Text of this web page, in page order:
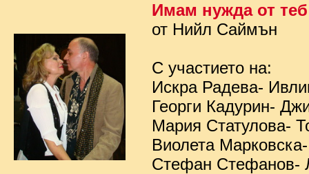
Имам нужда от теб
от Нийл Саймън
С участието на:
Искра Радева-
Георги Кадурин-
Мария Статулова-
Виолета
Стефан Стефанов-